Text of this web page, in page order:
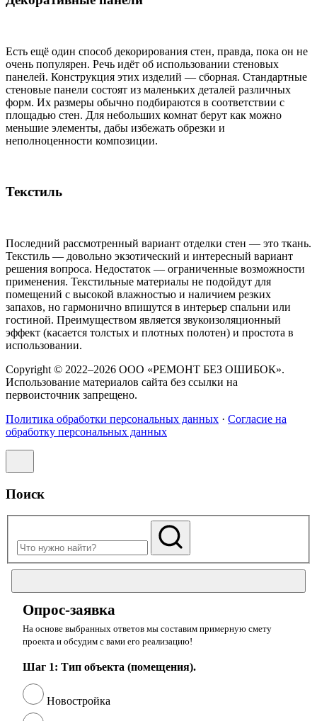
Есть ещё один способ декорирования стен, правда, пока он не
очень популярен. Речь идёт об использовании стеновых
панелей. Конструкция этих изделий — сборная. Стандартные
стеновые панели состоят из маленьких деталей различных
форм. Их размеры обычно подбираются в соответствии с
площадью стен. Для небольших комнат берут как можно
меньшие элементы, дабы избежать обрезки и
неполноценности композиции.
Текстиль
Последний рассмотренный вариант отделки стен — это ткань.
Текстиль — довольно экзотический и интересный вариант
решения вопроса. Недостаток — ограниченные возможности
применения. Текстильные материалы не подойдут для
помещений с высокой влажностью и наличием резких
запахов, но гармонично впишутся в интерьер спальни или
гостиной. Преимуществом является звукоизоляционный
эффект (касается толстых и плотных полотен) и простота в
использовании.
Copyright © 2022–2026 ООО «РЕМОНТ БЕЗ ОШИБОК».
Использование материалов сайта без ссылки на
первоисточник запрещено.
Политика обработки персональных данных · Согласие на
обработку персональных данных
Поиск
Опрос-заявка
На основе выбранных ответов мы составим примерную смету
проекта и обсудим с вами его реализацию!
Шаг 1: Тип объекта (помещения).
Новостройка